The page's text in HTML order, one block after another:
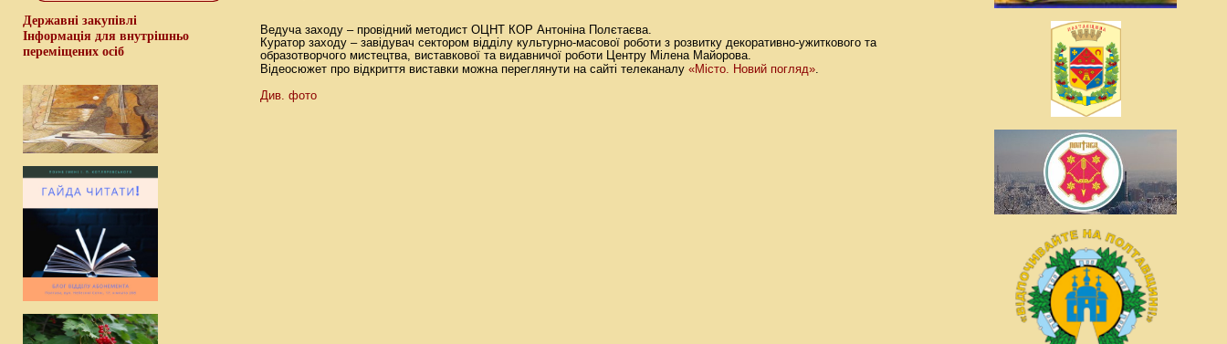
Державні закупівлі
Інформація для внутрішньо
переміщених осіб
Ведуча заходу – провідний методист ОЦНТ КОР Антоніна Полєтаєва.
Куратор заходу – завідувач сектором відділу культурно-масової роботи з розвитку декоративно-ужиткового та
образотворчого мистецтва, виставкової та видавничої роботи Центру Мілена Майорова.
Відеосюжет про відкриття виставки можна переглянути на сайті телеканалу «Місто. Новий погляд»
Див. фото